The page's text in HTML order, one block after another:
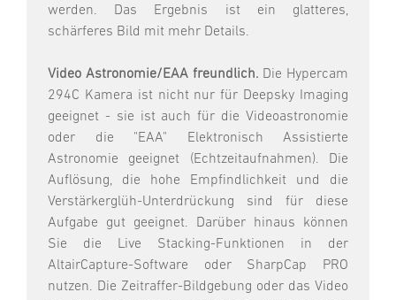
werden. Das Ergebnis ist ein glatteres,
schärferes Bild mit mehr Details.
Video Astronomie/EAA freundlich. Die Hypercam
294C Kamera ist nicht nur für Deepsky Imaging
geeignet - sie ist auch für die Videoastronomie
oder die "EAA" Elektronisch Assistierte
Astronomie geeignet (Echtzeitaufnahmen). Die
Auflösung, die hohe Empfindlichkeit und die
Verstärkerglüh-Unterdrückung sind für diese
Aufgabe gut geeignet. Darüber hinaus können
Sie die Live Stacking-Funktionen in der
AltairCapture-Software oder SharpCap PRO
nutzen. Die Zeitraffer-Bildgebung oder das Video